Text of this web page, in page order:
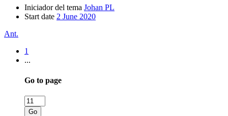
Iniciador del tema Johan PL
Start date 2 June 2020
Ant.
1
...
Go to page
Go